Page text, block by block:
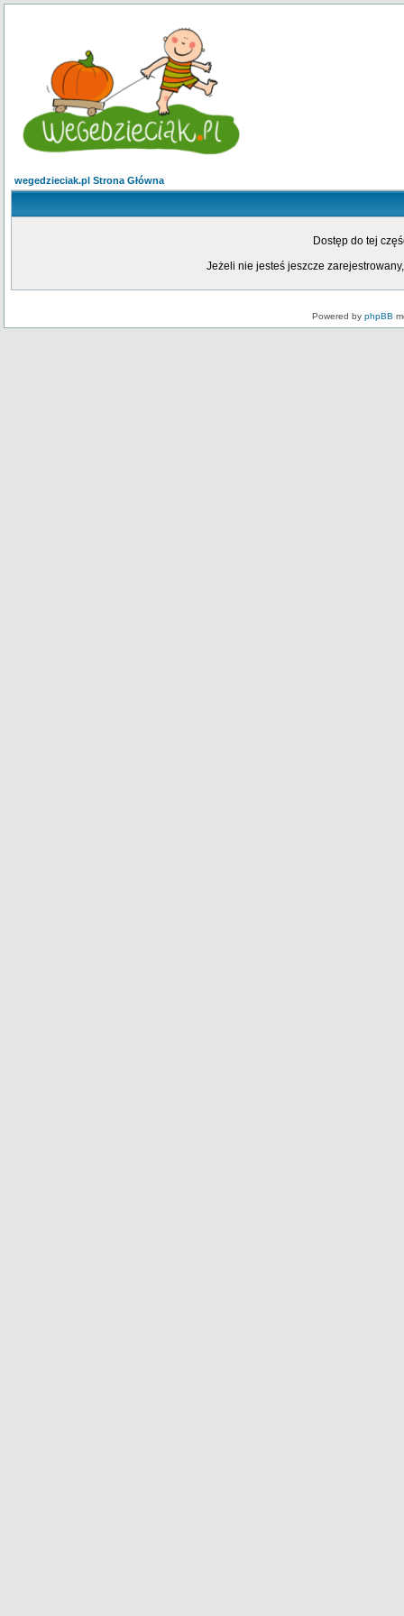
wegedzieciak.pl Strona Główna
Dostęp do tej
Jeżeli nie jesteś jeszcze
Powered by phpBB